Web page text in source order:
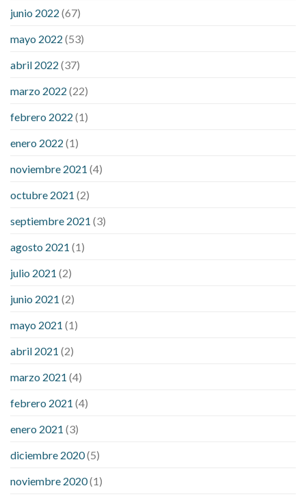
ezetimibe and blood sugar
down
what does it mean when you have high blood sugar
considered a low blood sugar level
sugar an hour after eating
sugar is high will exercise reduce blood sugar levels
junio 2022 (67)
mayo 2022 (53)
abril 2022 (37)
marzo 2022 (22)
febrero 2022 (1)
enero 2022 (1)
noviembre 2021 (4)
octubre 2021 (2)
septiembre 2021 (3)
agosto 2021 (1)
julio 2021 (2)
junio 2021 (2)
mayo 2021 (1)
abril 2021 (2)
marzo 2021 (4)
febrero 2021 (4)
enero 2021 (3)
diciembre 2020(5)
noviembre 2020(1)